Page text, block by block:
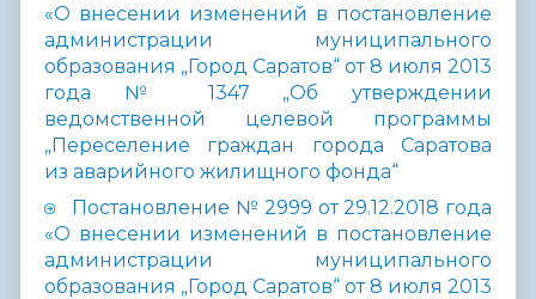
«О внесении изменений в постановление
администрации муниципального
образования „Город Саратов“ от 8 июля 2013
года № 1347 „Об утверждении
ведомственной целевой программы
„Переселение граждан города Саратова
из аварийного жилищного фонда“
Постановление № 2999 от 29.12.2018 года
«О внесении изменений в постановление
администрации муниципального
образования „Город Саратов“ от 8 июля 2013